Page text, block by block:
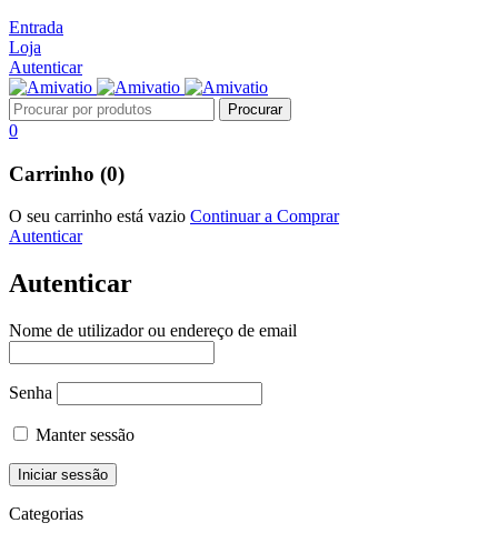
Entrada
Loja
Autenticar
0
Carrinho (0)
O seu carrinho está vazio Continuar a Comprar
Autenticar
Autenticar
Nome de utilizador ou endereço de email
Senha
Manter sessão
Categorias